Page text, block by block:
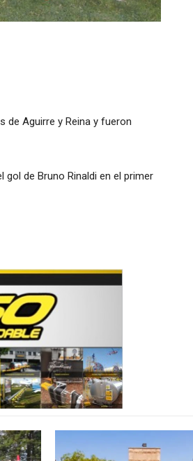
de Aguirre y Reina y fueron
de Bruno Rinaldi en el primer